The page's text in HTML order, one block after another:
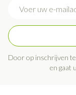
Door op inschrijven
en gaat